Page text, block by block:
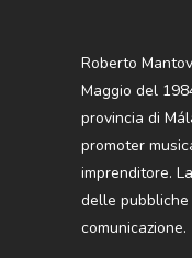
Roberto
Maggio del
provincia di
promoter
imprenditore.
delle
comunicazione.